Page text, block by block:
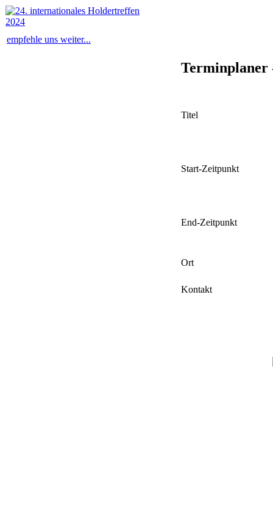
empfehle uns weiter...
Terminplaner
Titel
Start-Zeitpunkt
End-Zeitpunkt
Ort
Kontakt